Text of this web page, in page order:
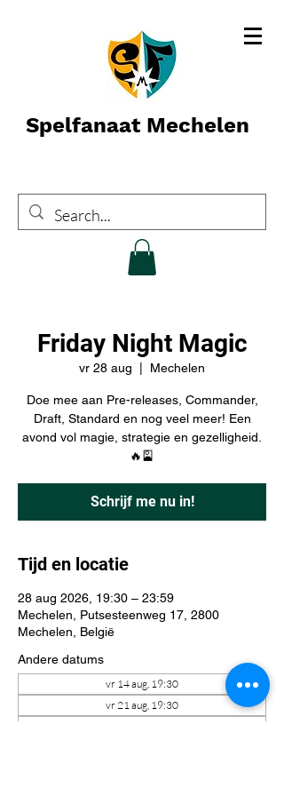
Spelfanaat Mechelen
Friday Night Magic
vr 28 aug Mechelen
Doe mee aan Pre-releases, Commander,
Draft, Standard en nog veel meer! Een
avond vol magie, strategie en gezelligheid.
🔥🎴
Schrijf me nu in!
Tijd en locatie
28 aug 2026, 19:30 – 23:59
Mechelen, Putsesteenweg 17, 2800
Mechelen, België
Andere datums
vr 14 aug, 19:30
vr 21 aug, 19:30